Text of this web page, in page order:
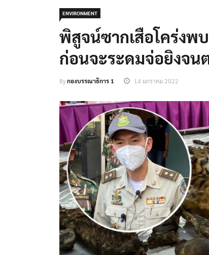
ENVIRONMENT
พิสูจน์ซากเสือโคร่งพ
ก่อนจะระดมจ่อยิงจน
Byกองบรรณาธิการ 1 14 มกราคม 2022